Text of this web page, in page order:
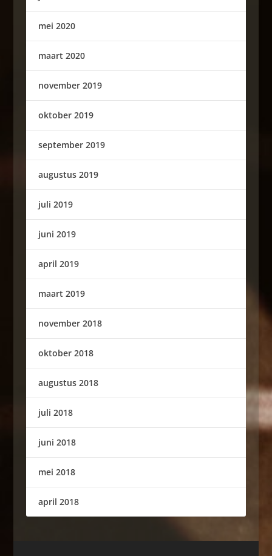
mei 2020
maart 2020
november 2019
oktober 2019
september 2019
augustus 2019
juli 2019
juni 2019
april 2019
maart 2019
november 2018
oktober 2018
augustus 2018
juli 2018
juni 2018
mei 2018
april 2018